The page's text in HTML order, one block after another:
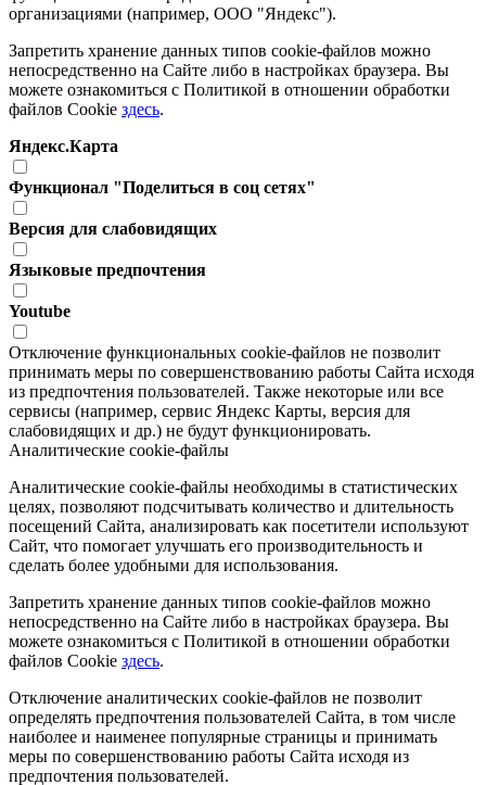
организациями (например, ООО "Яндекс").
Запретить хранение данных типов cookie-файлов можно
непосредственно на Сайте либо в настройках браузера. Вы
можете ознакомиться с Политикой в отношении обработки
файлов Cookie здесь.
Яндекс.Карта
Функционал "Поделиться в соц сетях"
Версия для слабовидящих
Языковые предпочтения
Youtube
Отключение функциональных cookie-файлов не позволит
принимать меры по совершенствованию работы Сайта исходя
из предпочтения пользователей. Также некоторые или все
сервисы (например, сервис Яндекс Карты, версия для
слабовидящих и др.) не будут функционировать.
Аналитические cookie-файлы
Аналитические cookie-файлы необходимы в статистических
целях, позволяют подсчитывать количество и длительность
посещений Сайта, анализировать как посетители используют
Сайт, что помогает улучшать его производительность и
сделать более удобными для использования.
Запретить хранение данных типов cookie-файлов можно
непосредственно на Сайте либо в настройках браузера. Вы
можете ознакомиться с Политикой в отношении обработки
файлов Cookie здесь.
Отключение аналитических cookie-файлов не позволит
определять предпочтения пользователей Сайта, в том числе
наиболее и наименее популярные страницы и принимать
меры по совершенствованию работы Сайта исходя из
предпочтения пользователей.